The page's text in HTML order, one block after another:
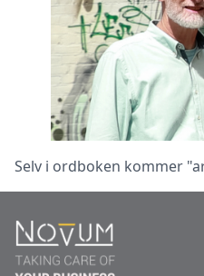
Selv i ordboken kommer